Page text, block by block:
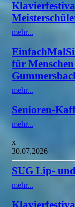
mehr...
für
mehr...
Senioren-
mehr...
x
30.07.2026
SUG Lip-
mehr...